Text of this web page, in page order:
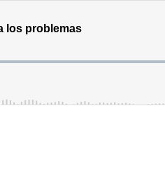
los problemas